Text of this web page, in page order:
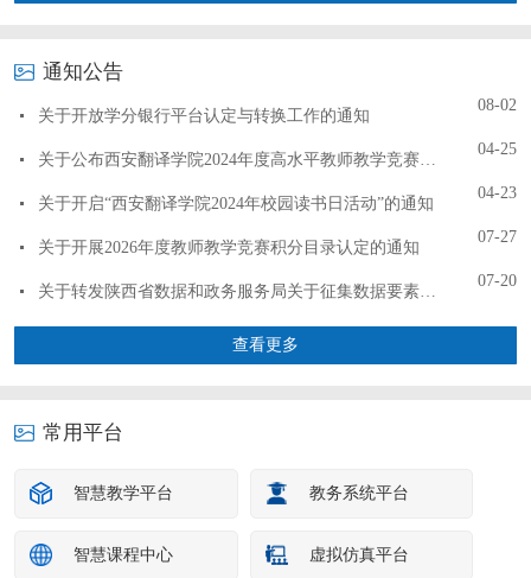
通知公告
关于开放学分银行平台认定与转换工作的通知
08-02
04-25
关于开启“西安翻译学院2024年校园读书日活动”的通知
04-23
关于开展2026年度教师教学竞赛积分目录认定的通知
07-27
07-20
查看更多
常用平台
智慧教学平台 教务系统平台
智慧课程中心 虚拟仿真平台